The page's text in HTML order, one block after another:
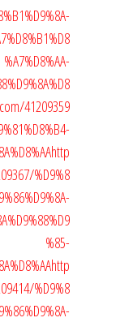
%A7%D8%AA-
41209359
http
%D9%8
%85-
http
%D9%8